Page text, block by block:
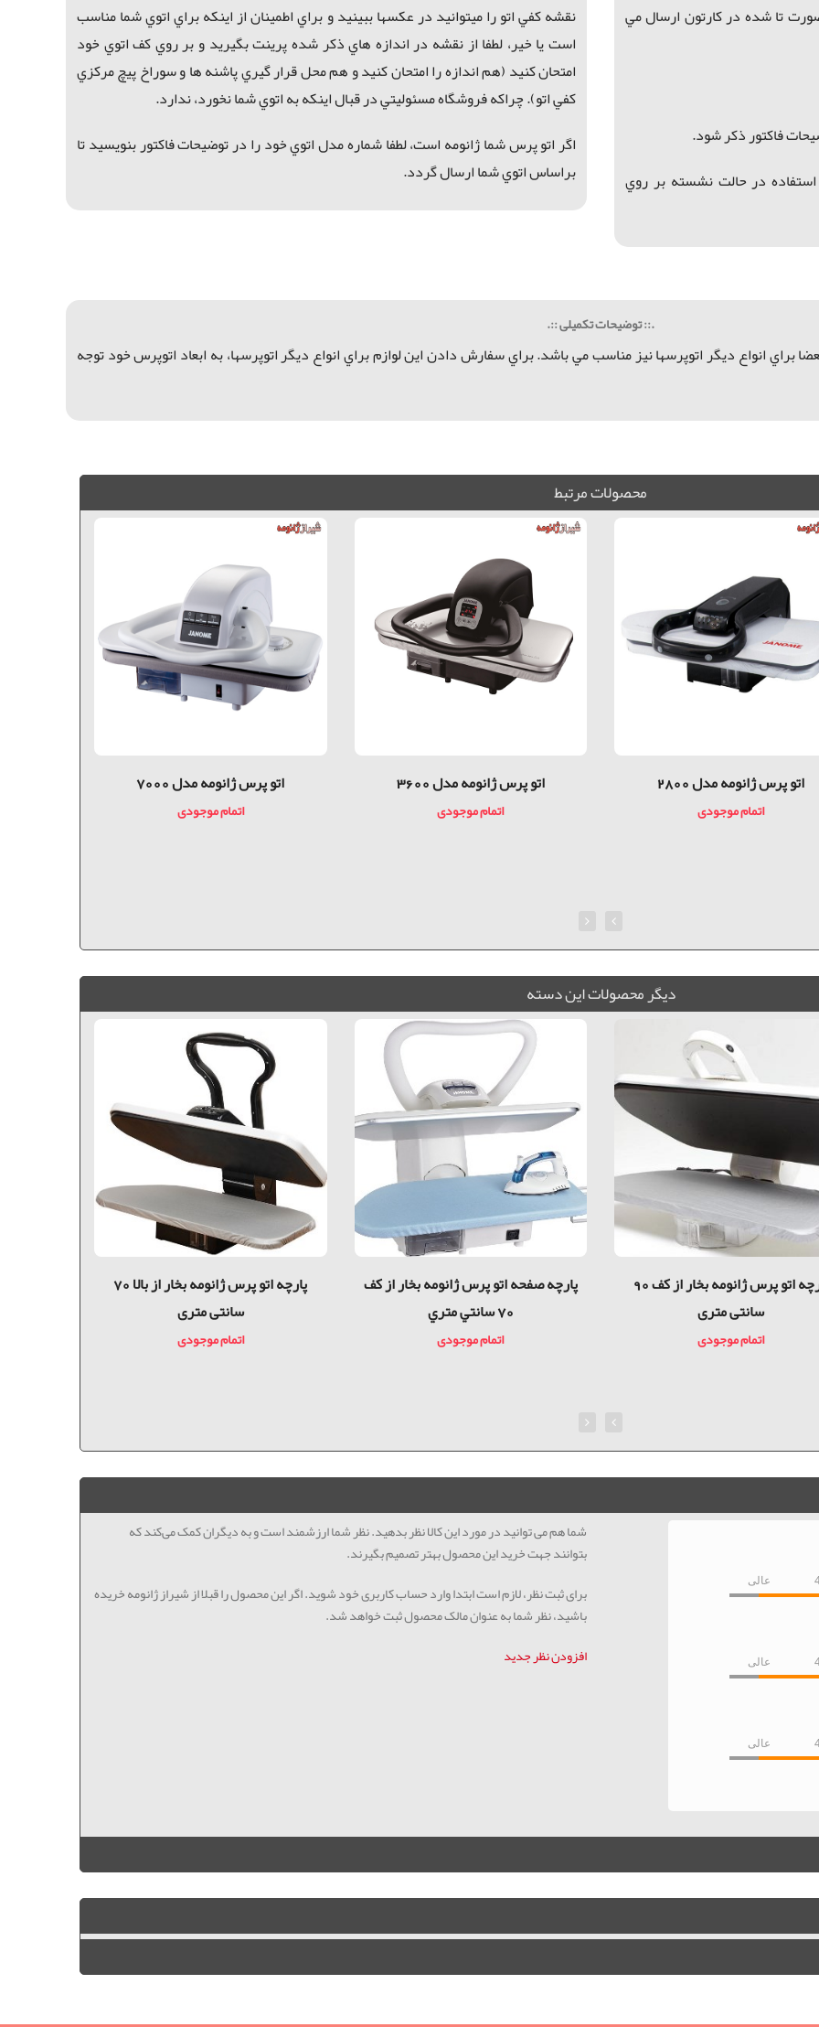
تا شده در كارتون ارسال مي
فاكتور ذكر شود.
62 سانتيمتر. مناسب استفاده در حالت نشسته بر روي
نقشه كفي اتو را ميتوانيد در عكسها ببينيد و براي اطمينان از اينكه براي اتوي شما مناسب
است يا خير، لطفا از نقشه در اندازه هاي ذكر شده پرينت بگيريد و بر روي كف اتوي خود
امتحان كنيد (هم اندازه را امتحان كنيد و هم محل قرار گيري پاشنه ها و سوراخ پيچ مركزي
كفي اتو). چراكه فروشگاه مسئوليتي در قبال اينكه به اتوي شما نخورد، ندارد.
اگر اتو پرس شما ژانومه است، لطفا شماره مدل اتوي خود را در توضيحات فاكتور بنويسيد تا
براساس اتوي شما ارسال گردد.
.:: توضیحات تکمیلی ::.
براي انواع ديگر اتوپرسها نيز مناسب مي باشد.براي سفارش دادن اين لوازم براي انواع ديگر اتوپرسها، به ابعاد اتوپرس خود توجه
محصولات مرتبط
اتو پرس ژانومه مدل 7000
اتمام موجودی
اتو پرس ژانومه مدل 3600
اتمام موجودی
اتو پرس ژانومه مدل 2800
اتمام موجودی
ديگر محصولات اين دسته
پارچه اتو پرس ژانومه بخار از بالا 70
سانتی متری
اتمام موجودی
پارچه صفحه اتو پرس ژانومه بخار از كف
70 سانتي متري
اتمام موجودی
پارچه اتو پرس ژانومه بخار از کف 90
سانتی متری
اتمام موجودی
عالی
عالی
عالی
شما هم می توانید در مورد این کالا نظر بدهید. نظر شما ارزشمند است و به دیگران کمک می‌کند که
بتوانند جهت خرید این محصول بهتر تصمیم بگیرند.
برای ثبت نظر، لازم است ابتدا وارد حساب کاربری خود شوید. اگر این محصول را قبلا از شیراز ژانومه خریده
باشید، نظر شما به عنوان مالک محصول ثبت خواهد شد.
افزودن نظر جدید